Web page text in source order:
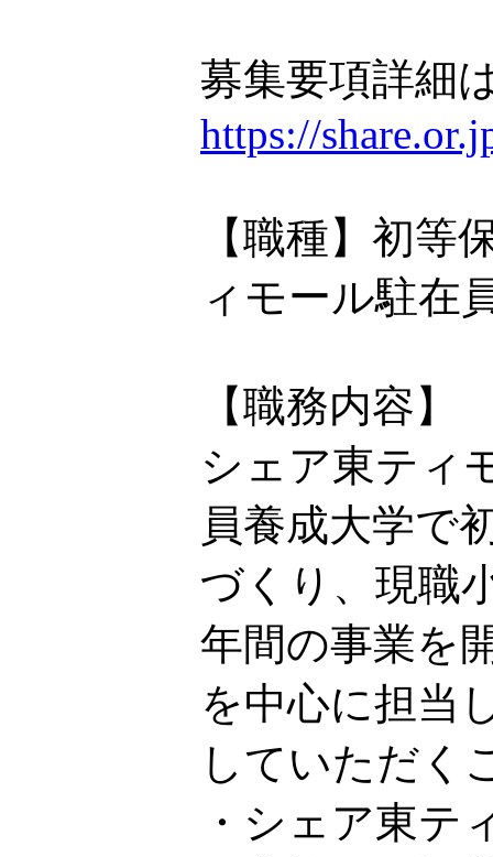
募集要項詳細
https://
【職種】初
ィモール駐在
【職務内容】
シェア東ティ
員養成大学で
づくり、現職
年間の事業を
を中心に担当
していただく
・シェア東テ